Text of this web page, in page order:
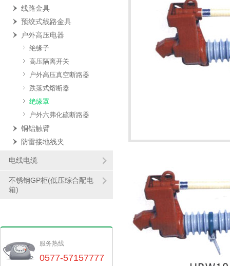
线路金具
预绞式线路金具
户外高压电器
绝缘子
高压隔离开关
户外高压真空断路器
跌落式熔断器
绝缘罩
户外六弗化硫断路器
铜铝触臂
防雷接地线夹
电线电缆
不锈钢GP柜(低压综合配电
箱)
服务热线
0577-57157777